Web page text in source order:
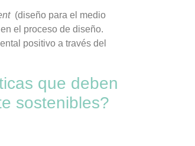
(diseño para el medio
el proceso de diseño.
positivo a través del
que deben
sostenibles?